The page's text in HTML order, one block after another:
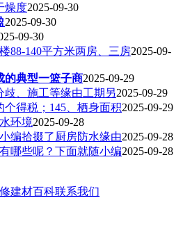
燥度2025-09-30
2025-09-30
09-30
88-140平方米两房、三房2025-09-
的典型一篮子商2025-09-29
歧、施工等缘由工期另2025-09-29
得税；145、栖身面积2025-09-29
环境2025-09-28
编拾掇了厨房防水缘由2025-09-28
哪些呢？下面就随小编2025-09-28
建材百科联系我们